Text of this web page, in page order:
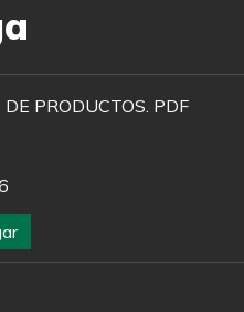
PRODUCTOS. PDF